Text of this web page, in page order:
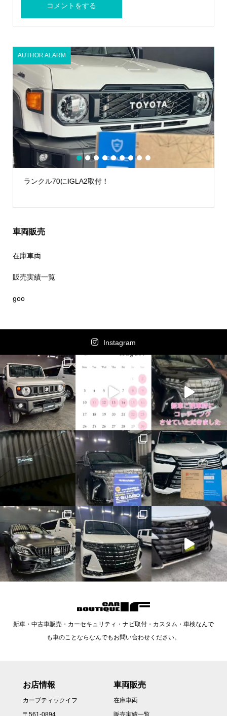
ランクル70にIGLA2取付！
AUTHOR ALARM
1 2 3 4 5 6 7 8 9
車両販売
在庫車両
販売実績一覧
goo
Instagram
新車・中古車販売・カーセキュリティ・ナビ取付・カスタム・車検なんで
も車のことならなんでもお問い合わせください。
お店情報
カーブティックイフ
車両販売
在庫車両